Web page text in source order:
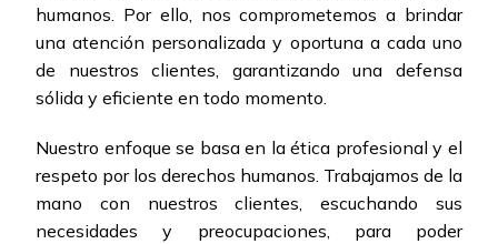
humanos. Por ello, nos comprometemos a brindar
una atención personalizada y oportuna a cada uno
de nuestros clientes, garantizando una defensa
sólida y eficiente en todo momento.
Nuestro enfoque se basa en la ética profesional y el
respeto por los derechos humanos. Trabajamos de la
mano con nuestros clientes, escuchando sus
necesidades y preocupaciones, para poder